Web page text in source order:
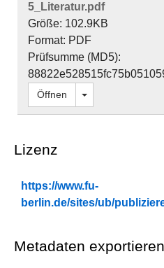
5_Literatur.pdf
Größe: 102.9KB
Format: PDF
Prüfsumme (MD5):
Öffnen Dropdown öffnen
Lizenz
https://www.fu-
berlin.de/sites/ub/
Metadaten exportieren